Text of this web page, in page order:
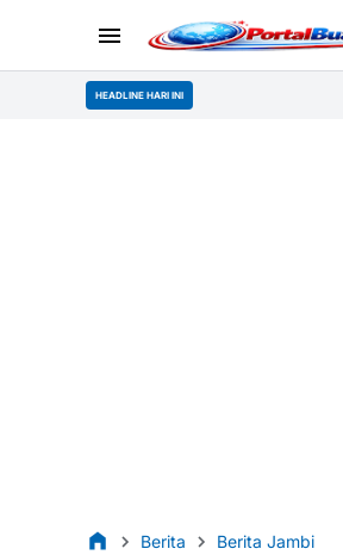
HEADLINE HARI INI
Berita Berita Jambi